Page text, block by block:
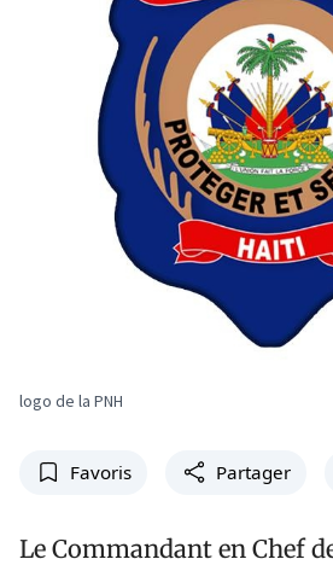
logo de la PNH
Favoris Partager
Le Commandant en Chef